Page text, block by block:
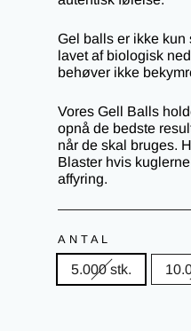
Gel balls er ikke kun
lavet af biologisk
behøver ikke
Vores Gell Balls
opnå de bedste
når de skal bruges.
Blaster hvis
affyring.
ANTAL
5.000 stk.